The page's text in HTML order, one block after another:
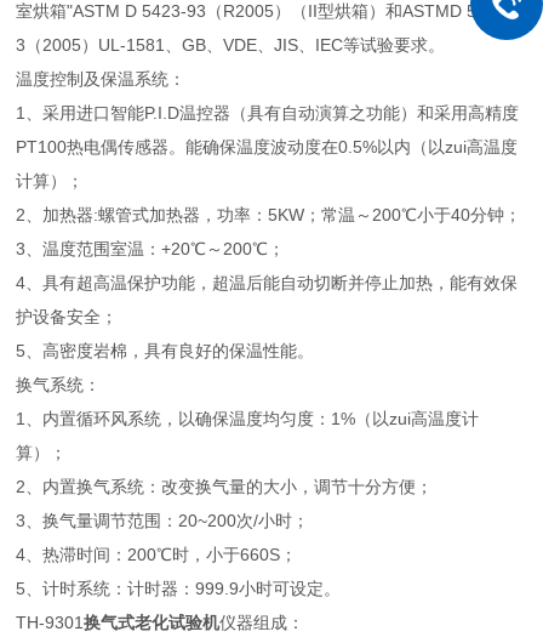
室烘箱"ASTM D 5423-93（R2005）（II型烘箱）和ASTMD 5374-9
3（2005）UL-1581、GB、VDE、JIS、IEC等试验要求。
温度控制及保温系统：
1、采用进口智能P.I.D温控器（具有自动演算之功能）和采用高精度
PT100热电偶传感器。能确保温度波动度在0.5%以内（以zui高温度
计算）；
2、加热器:螺管式加热器，功率：5KW；常温～200℃小于40分钟；
3、温度范围室温：+20℃～200℃；
4、具有超高温保护功能，超温后能自动切断并停止加热，能有效保
护设备安全；
5、高密度岩棉，具有良好的保温性能。
换气系统：
1、内置循环风系统，以确保温度均匀度：1%（以zui高温度计
算）；
2、内置换气系统：改变换气量的大小，调节十分方便；
3、换气量调节范围：20~200次/小时；
4、热滞时间：200℃时，小于660S；
5、计时系统：计时器：999.9小时可设定。
TH-9301换气式老化试验机仪器组成：